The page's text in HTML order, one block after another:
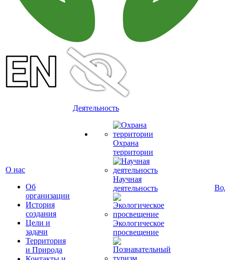
О нас
Об
организации
История
создания
Цели и
задачи
Территория
и Природа
Деятельность
Охрана
территории
Научная
деятельность
Экологическое
просвещение